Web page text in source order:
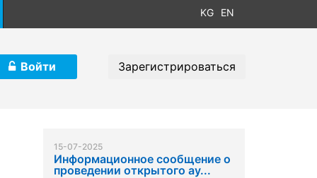
KG EN
Войти Зарегистрироваться
15-07-2025
Информационное сообщение о
проведении открытого ау...